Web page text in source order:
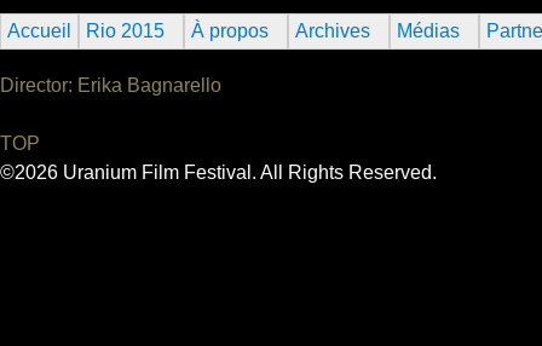
Accueil Rio 2015 À propos Archives Médias
Director: Erika Bagnarello
TOP
©2026 Uranium Film Festival. All Rights Reserved.